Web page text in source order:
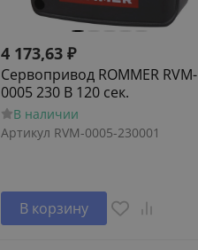
4 173,63 ₽
Сервопривод ROMMER RVM-
0005 230 В 120 сек.
В наличии
Артикул RVM-0005-230001
В корзину